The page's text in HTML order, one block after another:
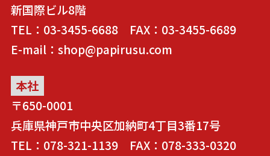
新国際ビル8階
TEL：03-3455-6688 FAX：03-3455-6689
E-mail：shop@papirusu.com
本社
〒650-0001
兵庫県神戸市中央区加納町4丁目3番17号
TEL：078-321-1139 FAX：078-333-0320